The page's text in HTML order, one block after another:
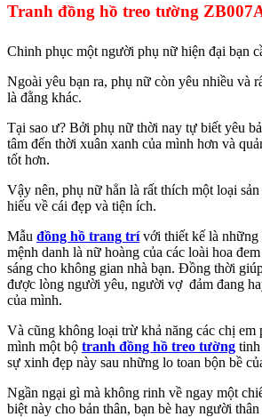
Tranh đồng hồ treo tường
Chinh phục một người phụ nữ hiện đại bạn
Ngoài yêu bạn ra, phụ nữ còn yêu nhiều và
là đằng khác.
Tại sao ư? Bởi phụ nữ thời nay tự biết yêu
tâm đến thời xuân xanh của mình hơn và
tốt hơn.
Vậy nên, phụ nữ hẳn là rất thích một loại
hiếu về cái đẹp và tiện ích.
Mẫu đồng hồ trang trí với thiết kế là
mệnh danh là nữ hoàng của các loài hoa
sáng cho không gian nhà bạn. Đồng thời
được lòng người yêu, người vợ đảm đang
của mình.
Và cũng không loại trừ khả năng các chị
mình một bộ tranh đồng hồ treo tường tinh
sự xinh đẹp này sau những lo toan bộn bề
Ngần ngại gì mà không rinh về ngay một
biệt này cho bản thân, bạn bè hay người thân